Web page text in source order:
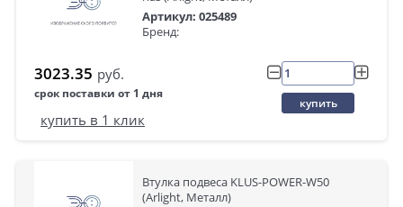
Артикул: 025489
Бренд:
3023.35 руб.
срок поставки от 1 дня
купить
купить в 1 клик
Втулка подвеса KLUS-POWER-W50
(Arlight, Металл)